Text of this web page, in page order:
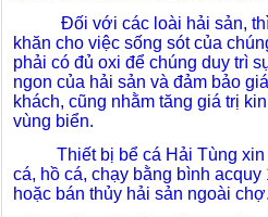
Đối với các loài hải sản, thì
khăn cho việc sống sót của
phải có đủ oxi để chúng duy trì
ngon của hải sản và đảm bảo
khách, cũng nhằm tăng giá trị
vùng biển.
Thiết bị bể cá Hải Tùng
cá, hồ cá, chạy bằng bình
hoặc bán thủy hải sản ngoài